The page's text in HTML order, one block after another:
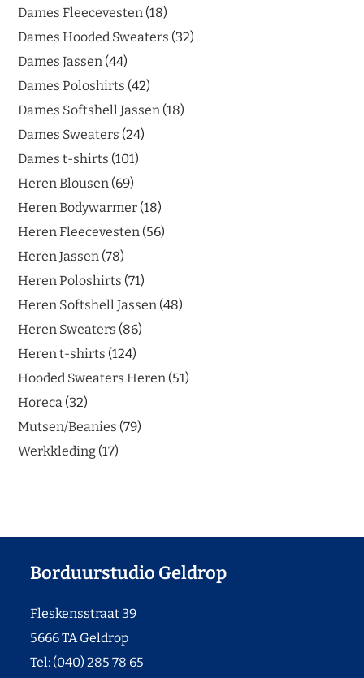
Dames Fleecevesten 18
Dames Hooded Sweaters 32
Dames Jassen 44
Dames Poloshirts 42
Dames Softshell Jassen 18
Dames Sweaters 24
Dames t-shirts 101
Heren Blousen 69
Heren Bodywarmer 18
Heren Fleecevesten 56
Heren Jassen 78
Heren Poloshirts 71
Heren Softshell Jassen 48
Heren Sweaters 86
Heren t-shirts 124
Hooded Sweaters Heren 51
Horeca 32
Mutsen/Beanies 79
Werkkleding 17
Borduurstudio Geldrop
Fleskensstraat 39
5666 TA Geldrop
Tel: (040) 285 78 65